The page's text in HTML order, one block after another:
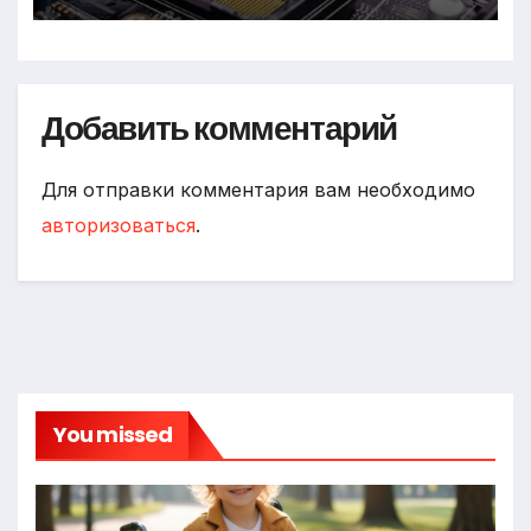
Добавить комментарий
Для отправки комментария вам необходимо
авторизоваться.
You missed